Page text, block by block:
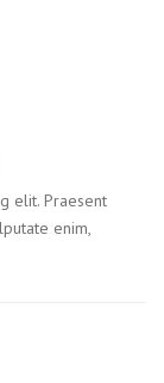
elit. Praesent
enim,